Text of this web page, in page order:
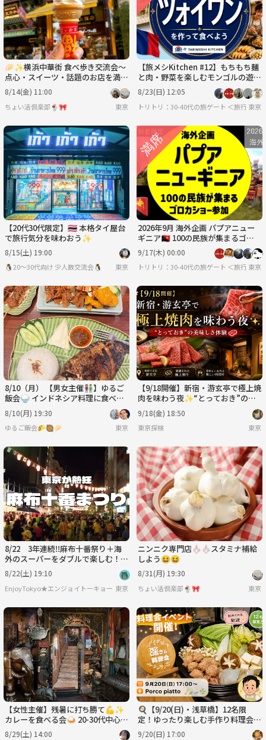
🥟✨横浜中華街 食べ歩き交流会～
点心・スイーツ・話題のお店を満
喫！～
8/14(金) 11:00
ちょい活倶楽部🍨🎀 東京
【旅メシKitchen #12】もちもち麺
と肉・野菜を楽しむモンゴルの遊牧
民料理「ツォイワン」
8/23(日) 12:05
トリトリ：30-40代の旅ゲート ＜旅行・世
東京
【20代30代限定】🇹🇭 本格タイ屋台
で旅行気分を味わおう✨
8/15(土) 19:00
🐧20〜30代向け 少人数交流会🐧 東京
2026年9月 海外企画 パプアニュー
ギニア🇵🇬 100の民族が集まるゴロ
カショー
9/17(木) 00:00
トリトリ：30-40代の旅ゲート ＜旅行・世
東京
8/10（月） 【男女主催👫】ゆるご
飯会🍚 インドネシア料理に食べに
いきませんか？🇮🇩✨
8/10(月) 19:30
ゆるご飯会🌮🥘🥟 東京
【9/18開催】新宿・游玄亭で極上焼
肉を味わう夜✨“とっておき”の美
味しさ体験🍖
9/18(金) 18:50
東京探検 東京
8/22 3年連続‼️麻布十番祭り＋海
外のスーパーをダブルで楽しむ！浴
衣歓迎
8/22(土) 19:10
EnjoyTokyo★エンジョイトーキョー 〜気持ちだけでも国際派〜
東京
ニンニク専門店🧄🧄スタミナ補給
しよう😆😆
8/31(月) 19:30
ちょい活倶楽部🍨🎀 東京
【女性主催】残暑に打ち勝て💪✨
カレーを食べる会🍛 20-30代中心
日暮里
8/29(土) 14:00
🍳【9/20(日)・浅草橋】12名限
定！ゆったり楽しむ手作り料理会
🍴
9/20(日) 17:00